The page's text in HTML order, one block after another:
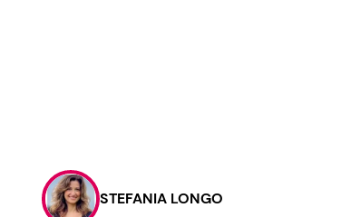
Contattaci
PubblicitàSTEFANIA LONGO